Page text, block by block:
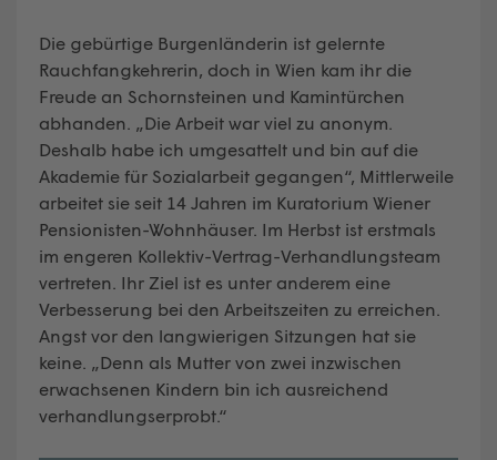
Die gebürtige Burgenländerin ist gelernte
Rauchfangkehrerin, doch in Wien kam ihr die
Freude an Schornsteinen und Kamintürchen
abhanden. „Die Arbeit war viel zu anonym.
Deshalb habe ich umgesattelt und bin auf die
Akademie für Sozialarbeit gegangen“, Mittlerweile
arbeitet sie seit 14 Jahren im Kuratorium Wiener
Pensionisten-Wohnhäuser. Im Herbst ist erstmals
im engeren Kollektiv-Vertrag-Verhandlungsteam
vertreten. Ihr Ziel ist es unter anderem eine
Verbesserung bei den Arbeitszeiten zu erreichen.
Angst vor den langwierigen Sitzungen hat sie
keine. „Denn als Mutter von zwei inzwischen
erwachsenen Kindern bin ich ausreichend
verhandlungserprobt.“